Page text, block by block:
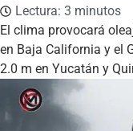
Lectura: 3 minutos
El clima provocará
en Baja California y el
2.0 m en Yucatán y